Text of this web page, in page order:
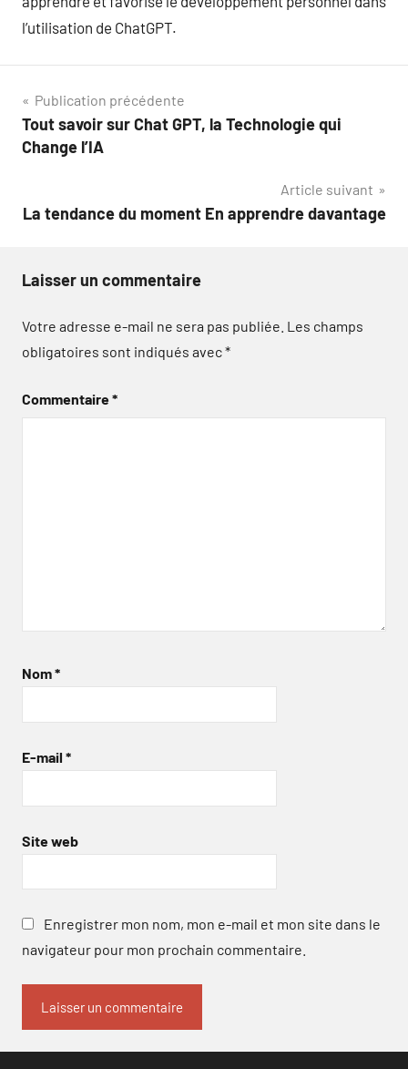
l’utilisation de ChatGPT.
Navigation
de
Publication précédente
Tout savoir sur Chat GPT, la Technologie qui
Change l’IA
Article suivant
La tendance du moment En apprendre davantage
Laisser un commentaire
Votre adresse e-mail ne sera pas publiée. Les champs
obligatoires sont indiqués avec*
Commentaire*
Nom*
E-mail *
Site web
Enregistrer mon nom, mon e-mail et mon site dans le
navigateur pour mon prochain commentaire.